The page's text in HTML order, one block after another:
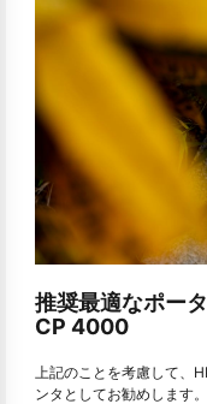
推奨最適なポー
CP 4000
上記のことを考慮して、
ンタとしてお勧めします